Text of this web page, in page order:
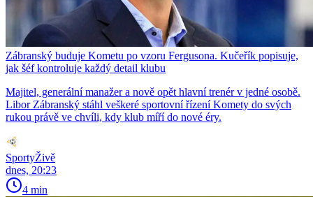
Zábranský buduje Kometu po vzoru Fergusona. Kučeřík popisuje,
jak šéf kontroluje každý detail klubu
Majitel, generální manažer a nově opět hlavní trenér v jedné osobě.
Libor Zábranský stáhl veškeré sportovní řízení Komety do svých
rukou právě ve chvíli, kdy klub míří do nové éry.
SportyŽivě
dnes, 20:23
4 min